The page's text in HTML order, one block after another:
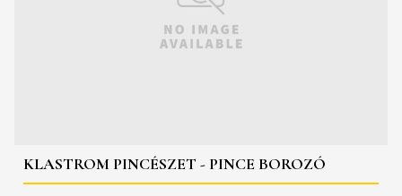
KLASTROM PINCÉSZET - PINCE BOROZÓ